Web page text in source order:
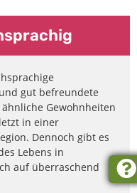
gut befreundete
Gewohnheiten
in einer
Dennoch gibt es
Lebens in
auf überraschend